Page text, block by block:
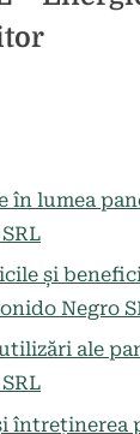
în lumea
și
Negro
ale
întreținerea